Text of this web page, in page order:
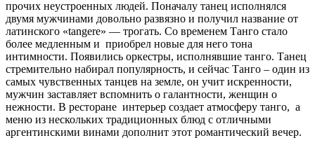
прочих неустроенных людей. Поначалу танец исполнялся
двумя мужчинами довольно развязно и получил название от
латинского «tangere» — трогать. Со временем Танго стало
более медленным и приобрел новые для него тона
интимности. Появились оркестры, исполнявшие танго. Танец
стремительно набирал популярность, и сейчас Танго – один из
самых чувственных танцев на земле, он учит искренности,
мужчин заставляет вспомнить о галантности, женщин о
нежности. В ресторане интерьер создает атмосферу танго, а
меню из нескольких традиционных блюд с отличными
аргентинскими винами дополнит этот романтический вечер.